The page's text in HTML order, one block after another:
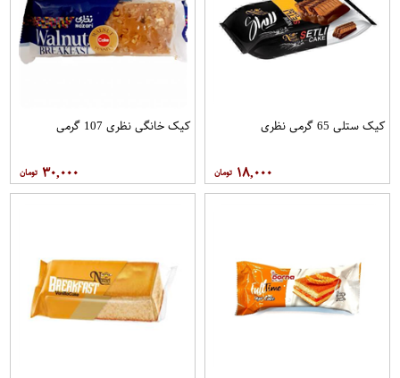
کیک ستلی 65 گرمی نظری
۱۸,۰۰۰
کیک خانگی نظری 107 گرمی
۳۰,۰۰۰